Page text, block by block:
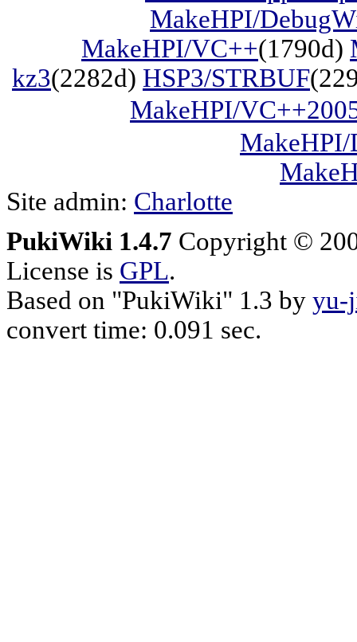
MakeHPI/
MakeHPI/VC++(1790d)
kz3(2282d) HSP3/STRBUF
MakeHPI/
MakeHPI/
Site admin: Charlotte
PukiWiki 1.4.7 Copyright ©
License is GPL.
Based on "PukiWiki" 1.3 by yu-
convert time: 0.091 sec.